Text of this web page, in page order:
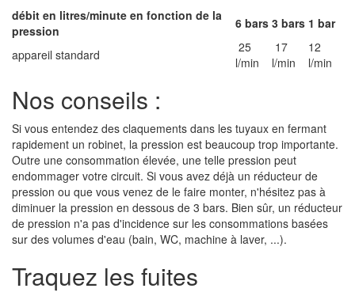
débit en litres/minute en fonction de la
pression
6 bars 3 bars 1 bar
appareil standard
25
l/min
17
l/min
12
l/min
Nos conseils :
Si vous entendez des claquements dans les tuyaux en fermant
rapidement un robinet, la pression est beaucoup trop importante.
Outre une consommation élevée, une telle pression peut
endommager votre circuit. Si vous avez déjà un réducteur de
pression ou que vous venez de le faire monter, n'hésitez pas à
diminuer la pression en dessous de 3 bars. Bien sûr, un réducteur
de pression n'a pas d'incidence sur les consommations basées
sur des volumes d'eau (bain, WC, machine à laver, ...).
Traquez les fuites